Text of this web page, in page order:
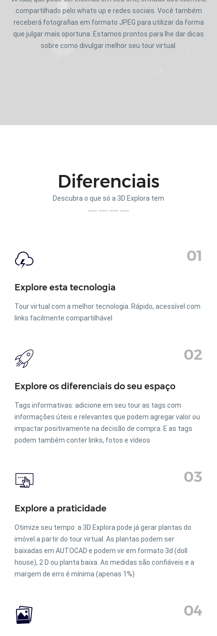
compartilhado pelo whats up e redes sociais. Você também
receberá fotografias em formato JPEG para utilizar da forma
que julgar mais oportuna. Estamos prontos para lhe dar dicas
sobre como divulgar melhor seu tour virtual.
Diferenciais
Descubra o que só a 3D Explora tem
01
Explore esta tecnologia
Tour virtual com a melhor tecnologia. Rápido, acessível com
links facilmente compartilhável
02
Explore os diferenciais do seu espaço
Tags informativas: adicione em seu tour as tags com
informações úteis e relevantes que podem agregar valor ou
impactar positivamente na decisão de compra. E as tags
podem também conter links, fotos e vídeos
03
Explore a praticidade
Otimize seu tempo: a 3D Explora pode já gerar plantas do
imóvel a partir do tour virtual. As plantas podem ser
baixadas em AUTOCAD e podem vir em formato 3d (doll
house), 2 D ou planta baixa. As medidas são confiáveis e a
margem de erro é mínima (apenas 1%)
04